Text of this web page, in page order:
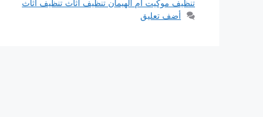
تنظيف موكيت ام الهيمان تنظيف اثاث تنظيف اثاث
أضف تعليق